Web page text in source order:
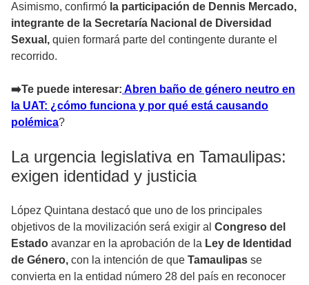
Asimismo, confirmó la participación de Dennis Mercado,
integrante de la Secretaría Nacional de Diversidad
Sexual, quien formará parte del contingente durante el
recorrido.
➡️Te puede interesar: Abren baño de género neutro en
la UAT: ¿cómo funciona y por qué está causando
polémica?
La urgencia legislativa en Tamaulipas:
exigen identidad y justicia
López Quintana destacó que uno de los principales
objetivos de la movilización será exigir al Congreso del
Estado avanzar en la aprobación de la Ley de Identidad
de Género, con la intención de que Tamaulipas se
convierta en la entidad número 28 del país en reconocer